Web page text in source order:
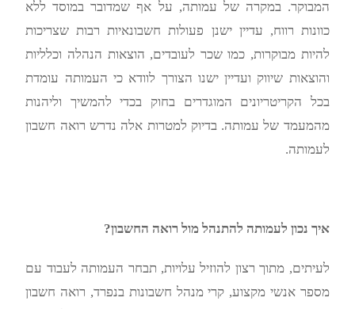
המבוקר. במקרה של עמותה, על אף שמדובר במוסד ללא
כוונות רווח, עדיין ישנן פעולות חשבונאיות רבות שצריכות
להיות מבוקרות, כמו שכר לעובדים, הוצאות הנהלה וכלליות
והוצאות שיווק ועדיין ישנו הצורך לוודא כי העמותה עומדת
בכל הקריטריונים המוגדרים בחוק בכדי להמשיך וליהנות
מהמעמד של עמותה. בדיוק למטרות אלה נדרש רואה חשבון
לעמותה.
איך נכון לעמותה להתנהל מול רואה החשבון?
לעיתים, מתוך רצון להוזיל עלויות, תבחר העמותה לעבוד עם
מספר אנשי מקצוע, קרי מנהל חשבונות בנפרד, רואה חשבון